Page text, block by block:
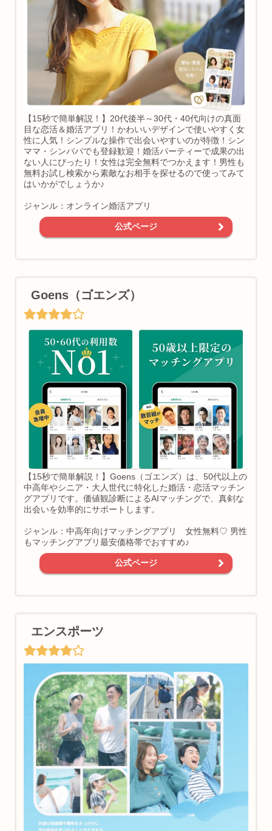
【15秒で簡単解説！】20代後半～30代・40代向けの真面
目な恋活＆婚活アプリ！かわいいデザインで使いやすく女
性に人気！シンプルな操作で出会いやすいのが特徴！シン
ママ・シンパパでも登録歓迎！婚活パーティーで成果の出
ない人にぴったり！女性は完全無料でつかえます！男性も
無料お試し検索から素敵なお相手を探せるので使ってみて
はいかがでしょうか♪
ジャンル：オンライン婚活アプリ
公式ページ
Goens（ゴエンズ）
【15秒で簡単解説！】Goens（ゴエンズ）は、50代以上の
中高年やシニア・大人世代に特化した婚活・恋活マッチン
グアプリです。価値観診断によるAIマッチングで、真剣な
出会いを効率的にサポートします。
ジャンル：中高年向けマッチングアプリ 女性無料♡ 男性
もマッチングアプリ最安価格帯でおすすめ♪
公式ページ
エンスポーツ